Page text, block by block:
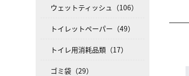
ウェットティッシュ（106）
トイレットペーパー（49）
トイレ用消耗品類（17）
ゴミ袋（29）